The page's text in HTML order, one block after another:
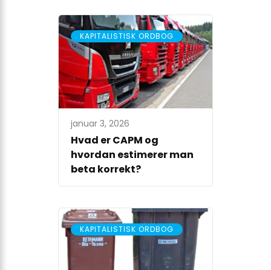
KAPITALISTISK ORDBOG
januar 3, 2026
Hvad er CAPM og
hvordan estimerer man
beta korrekt?
KAPITALISTISK ORDBOG